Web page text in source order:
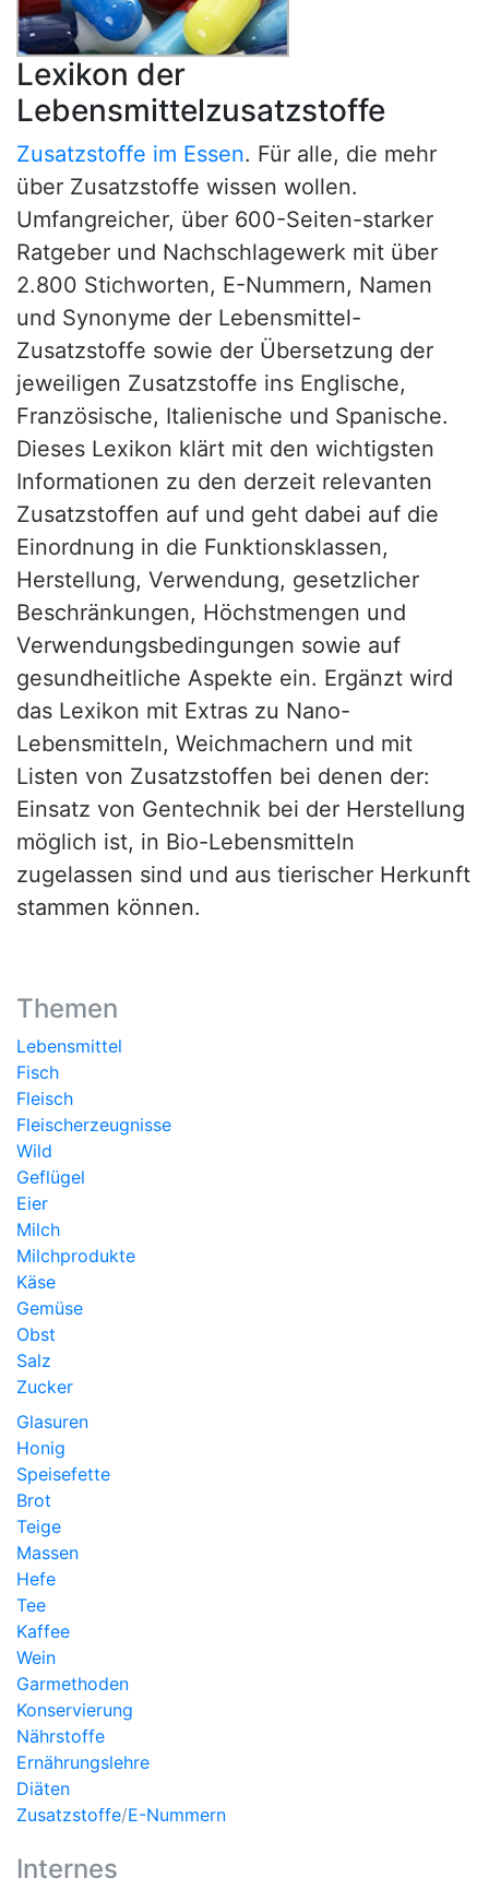
Lexikon der
Lebensmittelzusatzstoffe
Zusatzstoffe im Essen. Für alle, die mehr
über Zusatzstoffe wissen wollen.
Umfangreicher, über 600-Seiten-starker
Ratgeber und Nachschlagewerk mit über
2.800 Stichworten, E-Nummern, Namen
und Synonyme der Lebensmittel-
Zusatzstoffe sowie der Übersetzung der
jeweiligen Zusatzstoffe ins Englische,
Französische, Italienische und Spanische.
Dieses Lexikon klärt mit den wichtigsten
Informationen zu den derzeit relevanten
Zusatzstoffen auf und geht dabei auf die
Einordnung in die Funktionsklassen,
Herstellung, Verwendung, gesetzlicher
Beschränkungen, Höchstmengen und
Verwendungsbedingungen sowie auf
gesundheitliche Aspekte ein. Ergänzt wird
das Lexikon mit Extras zu Nano-
Lebensmitteln, Weichmachern und mit
Listen von Zusatzstoffen bei denen der:
Einsatz von Gentechnik bei der Herstellung
möglich ist, in Bio-Lebensmitteln
zugelassen sind und aus tierischer Herkunft
stammen können.
Themen
Lebensmittel
Fisch
Fleisch
Fleischerzeugnisse
Wild
Geflügel
Eier
Milch
Milchprodukte
Käse
Gemüse
Obst
Salz
Zucker
Glasuren
Honig
Speisefette
Brot
Teige
Massen
Hefe
Tee
Kaffee
Wein
Garmethoden
Konservierung
Nährstoffe
Ernährungslehre
Diäten
Zusatzstoffe/E-Nummern
Internes